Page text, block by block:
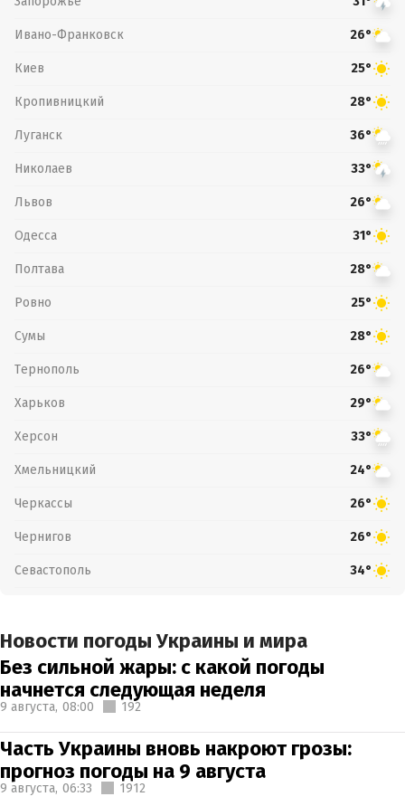
Ивано-Франковск 26°
Киев 25°
Кропивницкий 28°
Луганск 36°
Николаев 33°
Львов 26°
Одесса 31°
Полтава 28°
Ровно 25°
Сумы 28°
Тернополь 26°
Харьков 29°
Херсон 33°
Хмельницкий 24°
Черкассы 26°
Чернигов 26°
Севастополь 34°
Новости погоды Украины и мира
Без сильной жары: с какой погоды
начнется следующая неделя
9 августа, 08:00 192
Часть Украины вновь накроют грозы:
прогноз погоды на 9 августа
9 августа, 06:33 1912